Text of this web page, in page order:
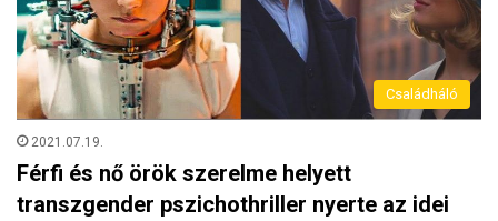
Családháló
2021.07.19.
Férfi és nő örök szerelme helyett
transzgender pszichothriller nyerte az idei